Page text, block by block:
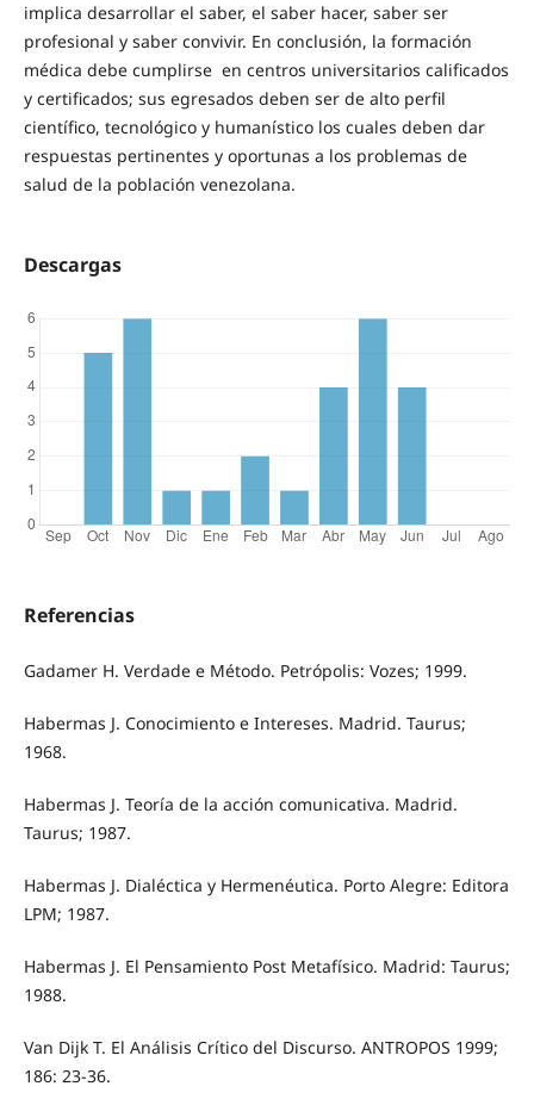
implica desarrollar el saber, el saber hacer, saber ser
profesional y saber convivir. En conclusión, la formación
médica debe cumplirse en centros universitarios calificados
y certificados; sus egresados deben ser de alto perfil
científico, tecnológico y humanístico los cuales deben dar
respuestas pertinentes y oportunas a los problemas de
salud de la población venezolana.
Descargas
Referencias
Gadamer H. Verdade e Método. Petrópolis: Vozes; 1999.
Habermas J. Conocimiento e Intereses. Madrid. Taurus;
1968.
Habermas J. Teoría de la acción comunicativa. Madrid.
Taurus; 1987.
Habermas J. Dialéctica y Hermenéutica. Porto Alegre: Editora
LPM; 1987.
Habermas J. El Pensamiento Post Metafísico. Madrid: Taurus;
1988.
Van Dijk T. El Análisis Crítico del Discurso. ANTROPOS 1999;
186: 23-36.